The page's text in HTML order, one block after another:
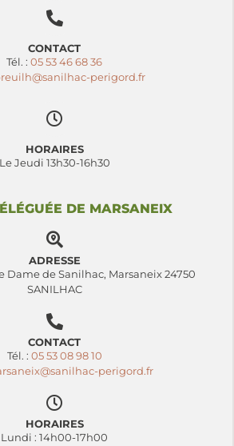
CONTACT
Tél. : 05 53 46 68 36
perigord.fr
HORAIRES
Le Jeudi 13h30-16h30
DE MARSANEIX
ADRESSE
Dame de Sanilhac, Marsaneix 24750
SANILHAC
CONTACT
Tél. : 05 53 08 98 10
perigord.fr
HORAIRES
Lundi : 14h00-17h00